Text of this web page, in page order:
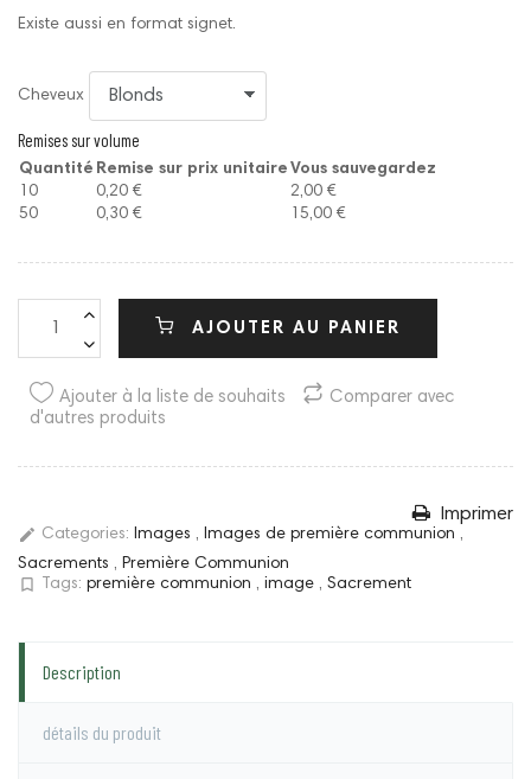
Existe aussi en format signet.
Cheveux
Remises sur volume
Quantité Remise sur prix unitaire Vous sauvegardez
10
0,20 €
2,00 €
50
0,30 € 15,00 €
AJOUTER AU PANIER
Ajouter à la liste de souhaits
Comparer avec
d'autres produits
Imprimer
edit Categories: Images , Images de première communion ,
Sacrements , Première Communion
bookmark_border Tags: première communion , image , Sacrement
Description
détails du produit